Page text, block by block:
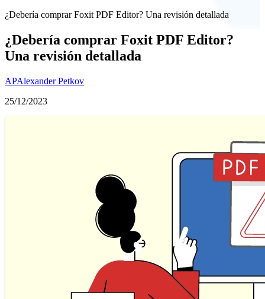
¿Debería comprar Foxit PDF Editor? Una revisión detallada
¿Debería comprar Foxit PDF Editor?
Una revisión detallada
APAlexander Petkov
25/12/2023